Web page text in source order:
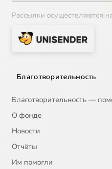
Рассылки осуществляются
Благотворительность
Благотворительность —
О фонде
Новости
Отчёты
Им помогли